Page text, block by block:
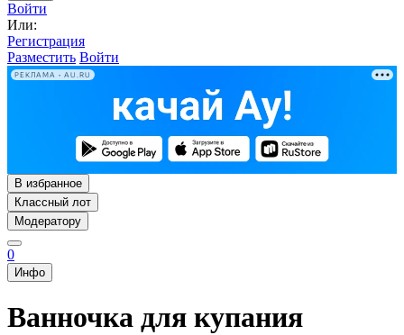
Войти
Или:
Регистрация
Разместить Войти
РЕКЛАМА • AU.RU
В избранное
Классный лот
Модератору
0
Инфо
Ванночка для купания